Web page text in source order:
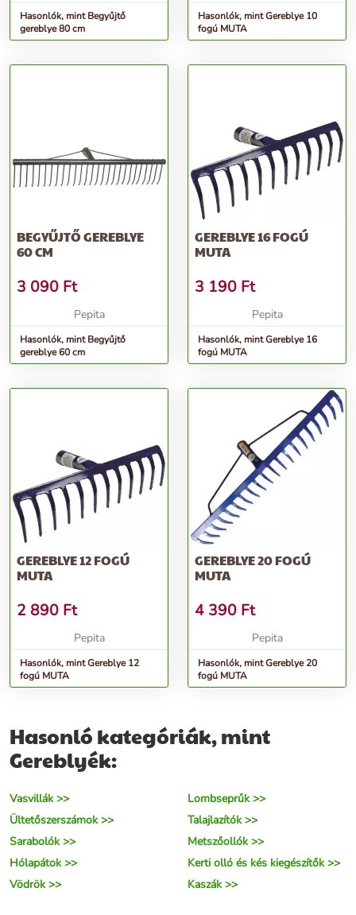
Hasonlók, mint Begyűjtő
gereblye 80 cm
Hasonlók, mint Gereblye 10
fogú MUTA
BEGYŰJTŐ GEREBLYE
60 CM
3 090 Ft
Pepita
Hasonlók, mint Begyűjtő
gereblye 60 cm
GEREBLYE 16 FOGÚ
MUTA
3 190 Ft
Pepita
Hasonlók, mint Gereblye 16
fogú MUTA
GEREBLYE 12 FOGÚ
MUTA
2 890 Ft
Pepita
Hasonlók, mint Gereblye 12
fogú MUTA
GEREBLYE 20 FOGÚ
MUTA
4 390 Ft
Pepita
Hasonlók, mint Gereblye 20
fogú MUTA
Hasonló kategóriák, mint
Gereblyék:
Vasvillák >>
Lombseprűk >>
Ültetőszerszámok >>
Talajlazítók >>
Sarabolók >>
Metszőollók >>
Hólapátok >>
Kerti olló és kés kiegészítők >>
Vödrök >>
Kaszák >>